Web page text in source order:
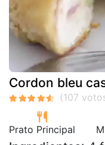
Cordon bleu
Prato Principal